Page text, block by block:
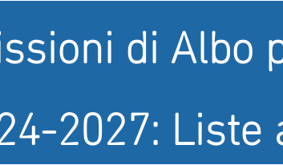
di Albo
2027: